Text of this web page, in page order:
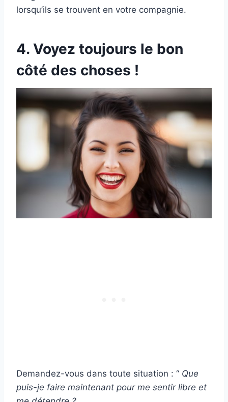
lorsqu’ils se trouvent en votre compagnie.
4. Voyez toujours le bon
côté des choses !
Demandez-vous dans toute situation : “ Que
puis-je faire maintenant pour me sentir libre et